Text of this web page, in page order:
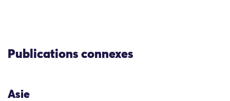
Publications connexes
Asie